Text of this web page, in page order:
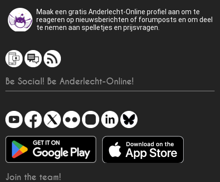
Maak een gratis Anderlecht-Online profiel aan om te
reageren op nieuwsberichten of forumposts en om deel
te nemen aan spelletjes en prijsvragen.
Be Social! Be Anderlecht-Online!
Join the team!